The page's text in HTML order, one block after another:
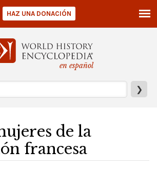
en español
❯
HAZ UNA DONACIÓN
de la
francesa